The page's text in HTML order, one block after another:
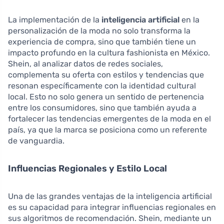
La implementación de la inteligencia artificial en la
personalización de la moda no solo transforma la
experiencia de compra, sino que también tiene un
impacto profundo en la cultura fashionista en México.
Shein, al analizar datos de redes sociales,
complementa su oferta con estilos y tendencias que
resonan específicamente con la identidad cultural
local. Esto no solo genera un sentido de pertenencia
entre los consumidores, sino que también ayuda a
fortalecer las tendencias emergentes de la moda en el
país, ya que la marca se posiciona como un referente
de vanguardia.
Influencias Regionales y Estilo Local
Una de las grandes ventajas de la inteligencia artificial
es su capacidad para integrar influencias regionales en
sus algoritmos de recomendación. Shein, mediante un